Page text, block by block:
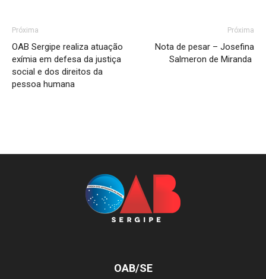
Próxima
OAB Sergipe realiza atuação
exímia em defesa da justiça
social e dos direitos da
pessoa humana
Próxima
Nota de pesar – Josefina
Salmeron de Miranda
OAB/SE